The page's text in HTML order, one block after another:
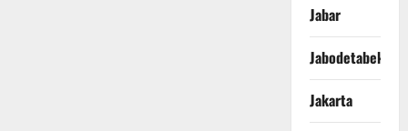
Jabar
Jabodetabek
Jakarta